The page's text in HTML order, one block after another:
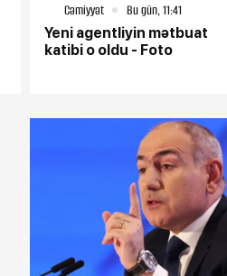
Cəmiyyət
Bu gün, 11:41
Yeni agentliyin mətbuat
katibi o oldu - Foto